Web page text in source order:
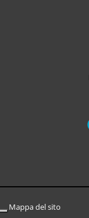
Mappa del sito